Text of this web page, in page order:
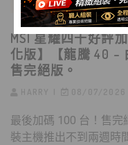
MSI 星耀四十好評
化版】【龍騰 40 –
售完絕版。
最後加碼 100 台！售
裝主機推出不到兩週時